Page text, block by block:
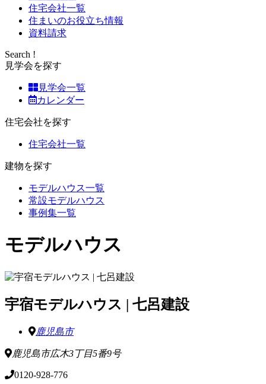
住宅会社一覧
住まいのお役立ち情報
資料請求
Search !
見学会を探す
見学会一覧
カレンダー
住宅会社を探す
住宅会社一覧
建物を探す
モデルハウス一覧
常設モデルハウス
事例集一覧
モデルハウス
宇宿モデルハウス | 七呂建設
鹿児島市
鹿児島市広木3丁目5番9号
0120-928-776